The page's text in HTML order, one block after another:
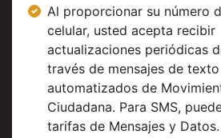
Al proporcionar su número
celular, usted acepta recibir
actualizaciones periódicas
través de mensajes de texto
automatizados de
Ciudadana. Para SMS,
tarifas de Mensajes y